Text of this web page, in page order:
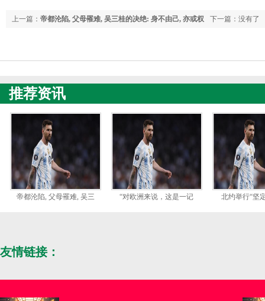
下一篇：没有了
上一篇： 帝都沦陷, 父母罹难, 吴三桂的决绝: 身不由己, 亦或权
推荐资讯
帝都沦陷, 父母罹难, 吴三 “对欧洲来说，这是一记 北约举行“坚
友情链接：